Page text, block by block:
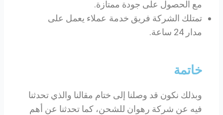
مع الحصول على جودة ممتازة.
تمتلك الشركة فريق خدمة عملاء يعمل على
مدار 24 ساعة.
خاتمة
وبذلك نكون قد وصلنا إلى ختام مقالنا والذي تحدثنا
فيه عن شركة رهوان للشحن، كما تحدثنا عن أهم